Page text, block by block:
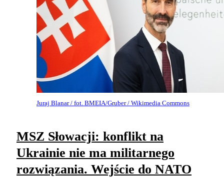
Juraj Blanar / fot. BMEIA/Gruber / Wikimedia Commons
MSZ Słowacji: konflikt na
Ukrainie nie ma militarnego
rozwiązania. Wejście do NATO